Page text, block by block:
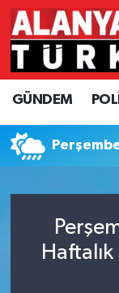
GÜNDEM
GÜNDEM
POLİTİKA
ASAYİŞ
TURİZM
Nöbetçi
Hava
Namaz
Süper Lig